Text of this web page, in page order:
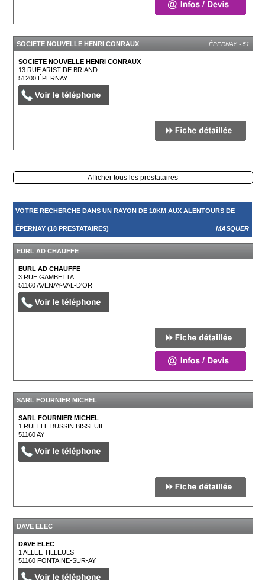
SOCIETE NOUVELLE HENRI CONRAUX ÉPERNAY - 51
SOCIETE NOUVELLE HENRI CONRAUX
13 RUE ARISTIDE BRIAND
51200ÉPERNAY
Afficher tous les prestataires
VOTRE RECHERCHE DANS UN RAYON DE 10KM AUX ALENTOURS DE
ÉPERNAY (18 PRESTATAIRES) MASQUER
EURL AD CHAUFFE
EURL AD CHAUFFE
3 RUE GAMBETTA
51160AVENAY-VAL-D'OR
SARL FOURNIER MICHEL
SARL FOURNIER MICHEL
1 RUELLE BUSSIN BISSEUIL
51160AY
DAVE ELEC
DAVE ELEC
1 ALLEE TILLEULS
51160FONTAINE-SUR-AY